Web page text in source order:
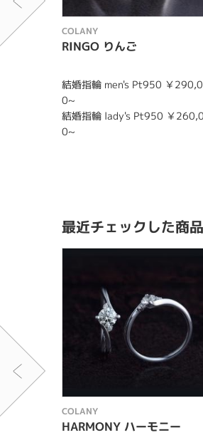
COLANY
RINGO りんご
結婚指輪 men's Pt950 ￥
0~
結婚指輪 lady's Pt950 ￥
0~
最近チェックした商品
COLANY
HARMONY ハーモニー